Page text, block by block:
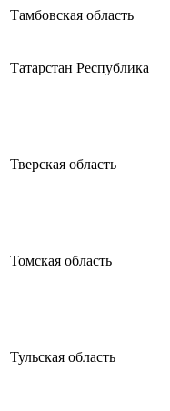
Тамбовская область
Татарстан Республика
Тверская область
Томская область
Тульская область